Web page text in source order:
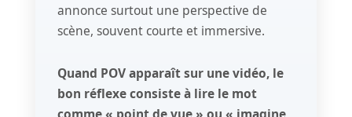
annonce surtout une perspective de
scène, souvent courte et immersive.
Quand POV apparaît sur une vidéo, le
bon réflexe consiste à lire le mot